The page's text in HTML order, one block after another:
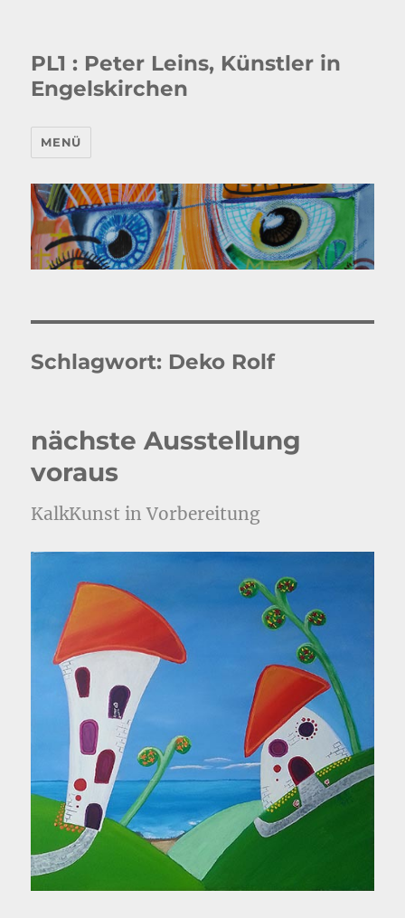
PL1 : Peter Leins, Künstler in
Engelskirchen
MENÜ
Schlagwort: Deko Rolf
nächste Ausstellung
voraus
KalkKunst in Vorbereitung